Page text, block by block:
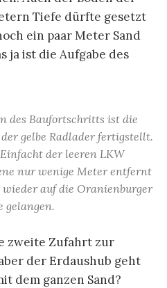
Tiefe dürfte gesetzt
ein paar Meter Sand
ja ist die Aufgabe des
des Baufortschritts ist die
gelbe Radlader fertigstellt.
der leeren LKW
nur wenige Meter entfernt
auf die Oranienburger
gelangen.
zweite Zufahrt zur
der Erdaushub geht
dem ganzen Sand?